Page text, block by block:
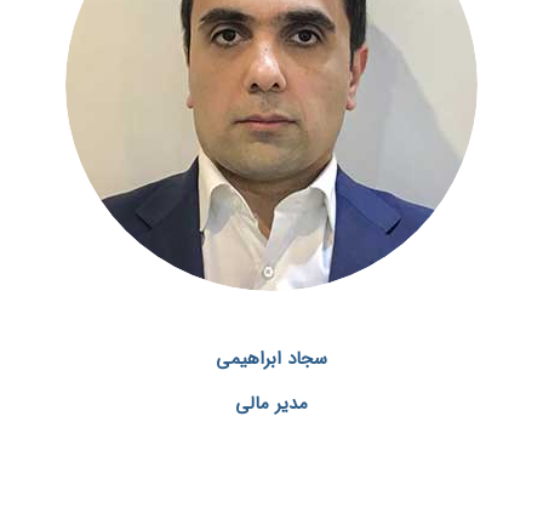
سجاد ابراهیمی
مدیر مالی